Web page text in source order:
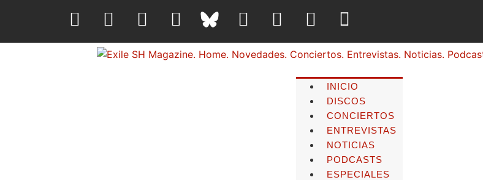
INICIO
DISCOS
CONCIERTOS
ENTREVISTAS
NOTICIAS
PODCASTS
ESPECIALES